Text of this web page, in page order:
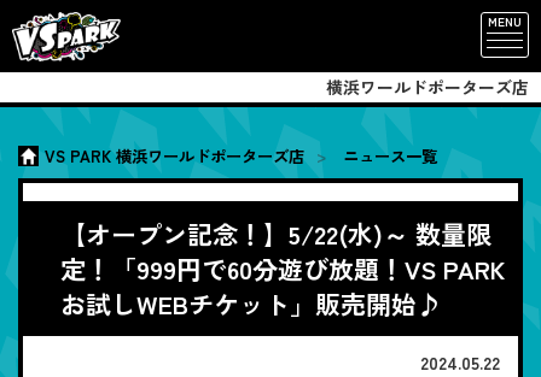
MENU
横浜ワールドポーターズ店
VS PARK 横浜ワールドポーターズ店 ニュース一覧
【オープン記念！】5/22(水)～ 数量限
定！「999円で60分遊び放題！VS PARK
お試しWEBチケット」販売開始♪
2024.05.22